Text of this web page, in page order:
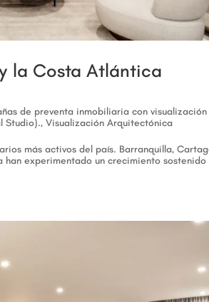
la Costa Atlántica
de preventa inmobiliaria con visualización
Studio).,Visualización Arquitectónica
más activos del país. Barranquilla,
experimentado un crecimiento sostenido